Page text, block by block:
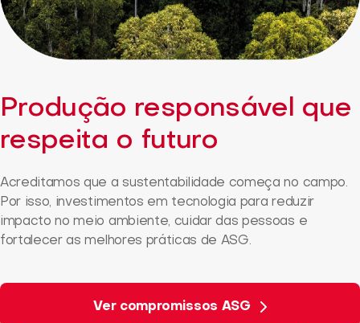
Produção responsável que
respeita o futuro
Acreditamos que a sustentabilidade começa no campo.
Por isso, investimentos em tecnologia para reduzir
impacto no meio ambiente, cuidar das pessoas e
fortalecer as melhores práticas de ASG.
Ver compromissos ASG